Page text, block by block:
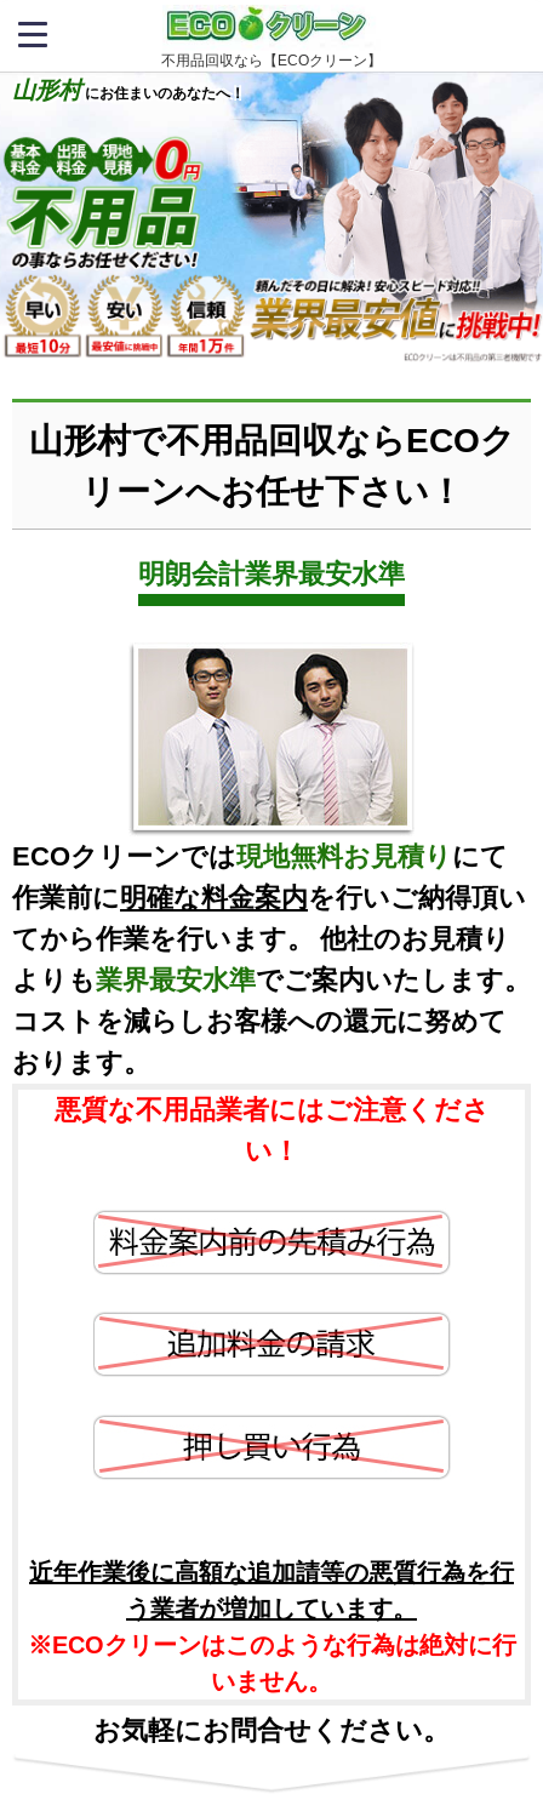
不用品回収なら【ECOクリーン】
山形村 にお住まいのあなたへ！
山形村で不用品回収ならECOク
リーンへお任せ下さい！
明朗会計業界最安水準
ECOクリーンでは現地無料お見積り にて
作業前に明確な料金案内を行いご納得頂い
てから作業を行います。 他社のお見積り
よりも業界最安水準でご案内いたします。
コストを減らしお客様への還元に努めて
おります。
悪質な不用品業者にはご注意くださ
い！
近年作業後に高額な追加請等の悪質行為を行
う業者が増加しています。
※ECOクリーンはこのような行為は絶対に行
いません。
お気軽にお問合せください。